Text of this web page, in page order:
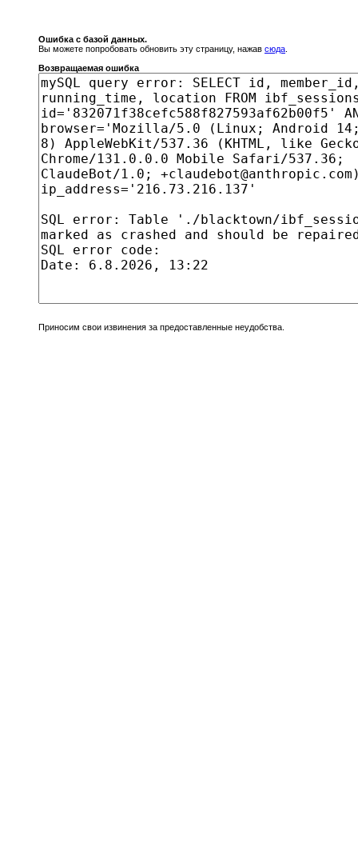
Ошибка с базой данных.
Вы можете попробовать обновить эту страницу, нажав сюда
Возвращаемая ошибка
Приносим свои извинения за предоставленные неудобства.